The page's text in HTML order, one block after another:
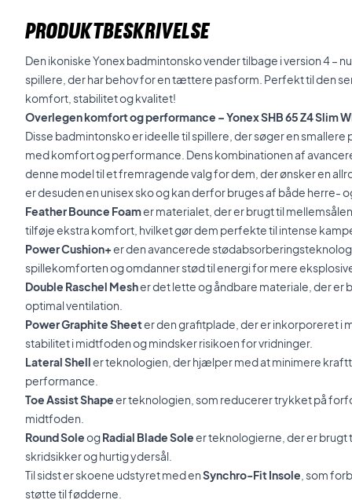
PRODUKTBESKRIVELSE
Den ikoniske Yonex badmintonsko vender tilbage i version 4 –
spillere, der har behov for en tættere pasform. Perfekt til den
komfort, stabilitet og kvalitet!
Overlegen komfort og performance – Yonex SHB 65 Z4 Slim
Disse badmintonsko er ideelle til spillere, der søger en
med komfort og performance. Dens kombinationen af
denne model til et fremragende valg for dem, der ønsker en
er desuden en unisex sko og kan derfor bruges af både herre-
Feather Bounce Foamer materialet, der er brugt til
tilføje ekstra komfort, hvilket gør dem perfekte til intense
Power Cushion+er den avancerede
spillekomforten og omdanner stød til energi for mere
Double Raschel Mesher det lette og åndbare materiale, der er
optimal ventilation.
Power Graphite Sheeter den grafitplade, der er inkorporeret i
stabilitet i midtfoden og mindsker risikoen for vridninger.
Lateral Sheller teknologien, der hjælper med at minimere
performance.
Toe Assist Shapeer teknologien, som reducerer trykket på
midtfoden.
Round SoleogRadial Blade Soleer teknologierne, der er brugt
skridsikker og hurtig ydersål.
Til sidst er skoene udstyret med enSynchro-Fit Insole , som
støtte til fødderne.